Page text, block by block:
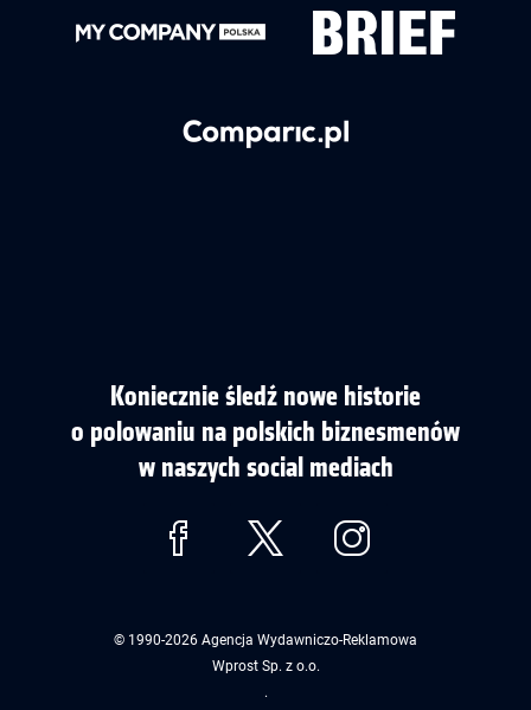
Koniecznie śledź nowe historie
o polowaniu na polskich biznesmenów
w naszych social mediach
© 1990-2026 Agencja Wydawniczo-Reklamowa
Wprost Sp. z o.o.
.